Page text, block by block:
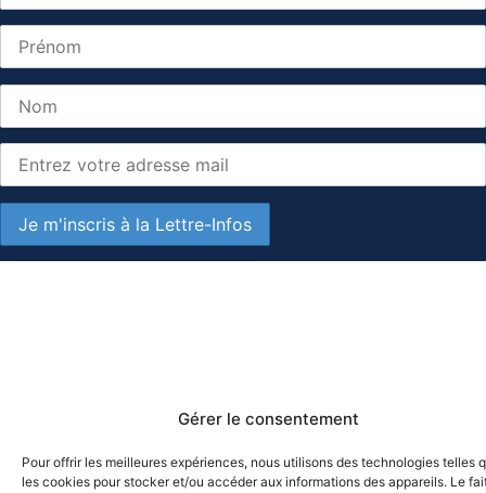
Gérer le consentement
Pour offrir les meilleures expériences, nous utilisons des technologies telles
les cookies pour stocker et/ou accéder aux informations des appareils. Le